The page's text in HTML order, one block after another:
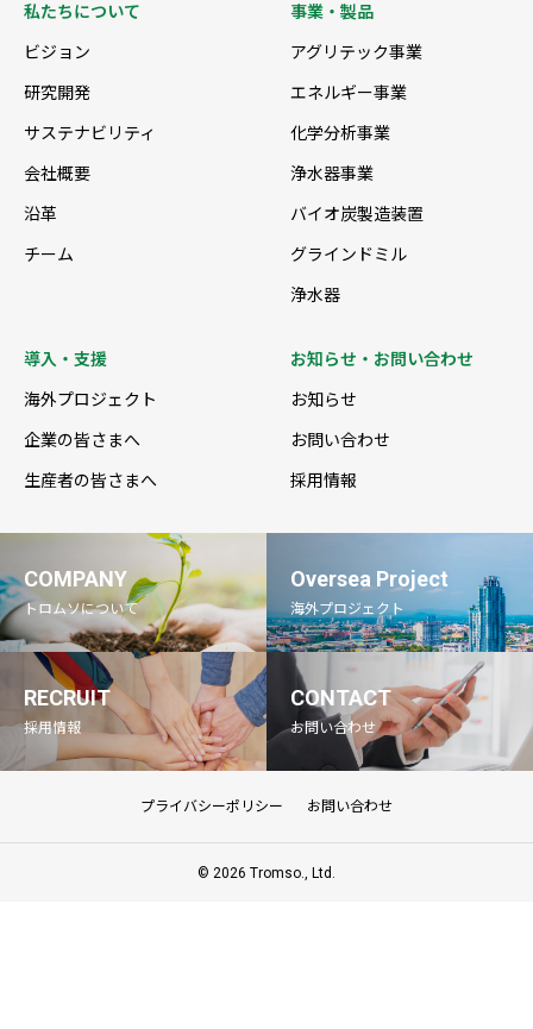
私たちについて
ビジョン
研究開発
サステナビリティ
会社概要
沿革
チーム
事業・製品
アグリテック事業
エネルギー事業
化学分析事業
浄水器事業
バイオ炭製造装置
グラインドミル
浄水器
導入・支援
海外プロジェクト
企業の皆さまへ
生産者の皆さまへ
お知らせ・お問い合わせ
お知らせ
お問い合わせ
採用情報
COMPANY
トロムソについて
Oversea Project
海外プロジェクト
RECRUIT
採用情報
CONTACT
お問い合わせ
プライバシーポリシー お問い合わせ
© 2026 Tromso., Ltd.